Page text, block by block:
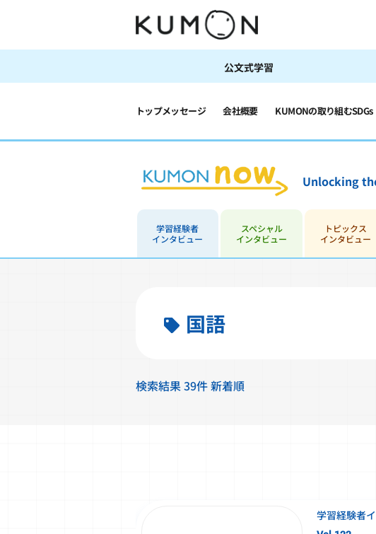
公文式学習
トップメッセージ 会社概要 KUMONの取り組むSDGs
Unlocking
学習経験者
インタビュー
スペシャル
インタビュー
トピックス
インタビュー
国語
検索結果 39件 新着順
学習経験者